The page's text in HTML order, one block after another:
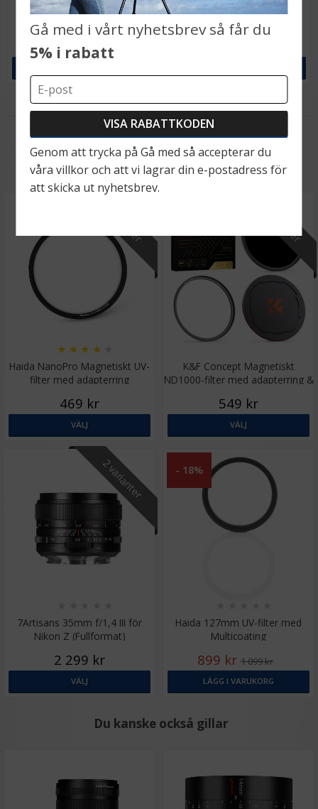
7Artisans AF 35mm f/1,8 för
Nikon Z (Fullformat)
3 499 kr
7Artisans AF 24mm f/1,8 för
Nikon Z (Fullformat)
Recensioner
Produkten har inga recensioner
Andra köpte också
Haida NanoPro Magnetiskt UV-
filter med adapterring
★ ★ ★ ★
469 kr
VÄLJ
9 varianter
K&F Concept Magnetiskt
ND1000-filter med adapterring &
549 kr
VÄLJ
2 varianter
7Artisans 35mm f/1,4 III för
Nikon Z (Fullformat)
2 299 kr
VÄLJ
- 18%
Haida 127mm UV-filter med
Multicoating
899 kr 1 099 kr
LÄGG I VARUKORG
Du kanske också gillar
Gå med i vårt nyhetsbrev så får du
5% i rabatt
Genom att trycka på Gå med så accepterar du
våra villkor och att vi lagrar din e-postadress för
att skicka ut nyhetsbrev.